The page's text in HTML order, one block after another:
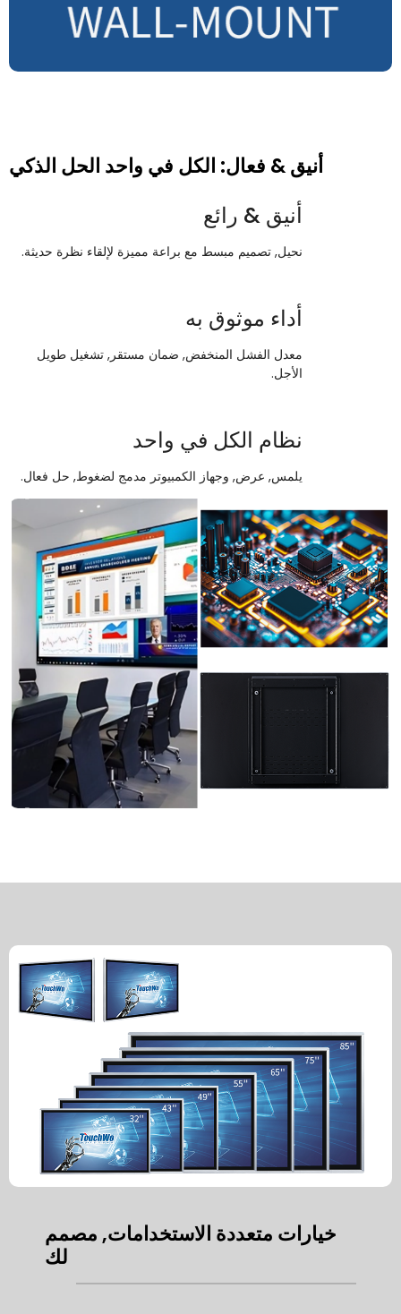
أنيق & فعال: الكل في واحد الحل الذكي
أنيق & رائع
نحيل, تصميم مبسط مع براعة مميزة لإلقاء نظرة حديثة.
أداء موثوق به
معدل الفشل المنخفض, ضمان مستقر, تشغيل طويل
الأجل.
نظام الكل في واحد
يلمس, عرض, وجهاز الكمبيوتر مدمج لضغوط, حل فعال.
خيارات متعددة الاستخدامات, مصمم
لك